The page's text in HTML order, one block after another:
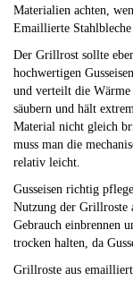
Materialien achten,
Emaillierte
Der Grillrost sollte
hochwertigen
und verteilt die
säubern und hält
Material nicht gleich
muss man die
relativ leicht.
Gusseisen richtig
Nutzung der Grillroste
Gebrauch einbrennen
trocken halten, da
Grillroste aus